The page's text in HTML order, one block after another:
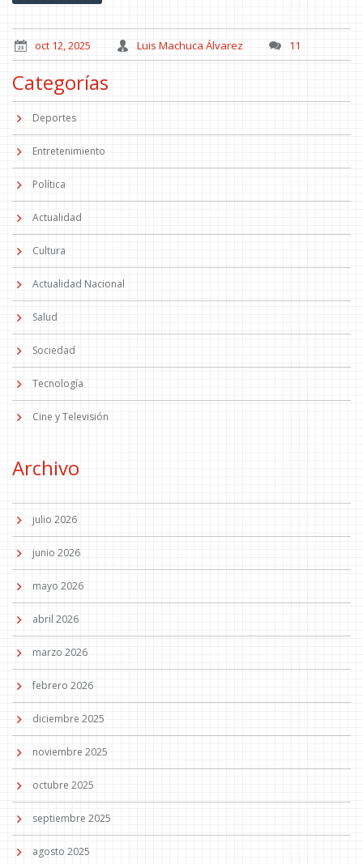
oct 12, 2025 Luis Machuca Álvarez 11
Categorías
Deportes
Entretenimiento
Política
Actualidad
Cultura
Actualidad Nacional
Salud
Sociedad
Tecnología
Cine y Televisión
Archivo
julio 2026
junio 2026
mayo 2026
abril 2026
marzo 2026
febrero 2026
diciembre 2025
noviembre 2025
octubre 2025
septiembre 2025
agosto 2025